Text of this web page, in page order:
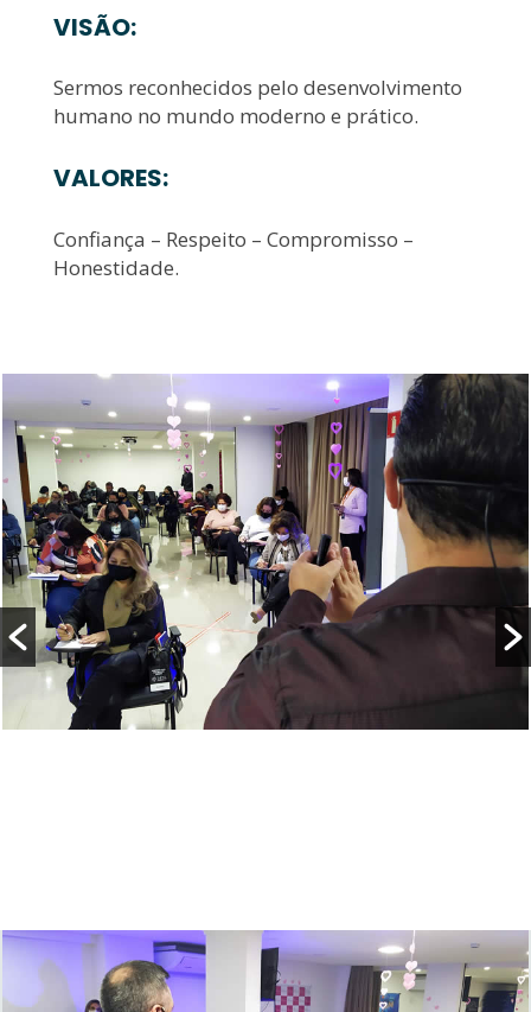
VISÃO:
Sermos reconhecidos pelo desenvolvimento
humano no mundo moderno e prático.
VALORES:
Confiança – Respeito – Compromisso –
Honestidade.